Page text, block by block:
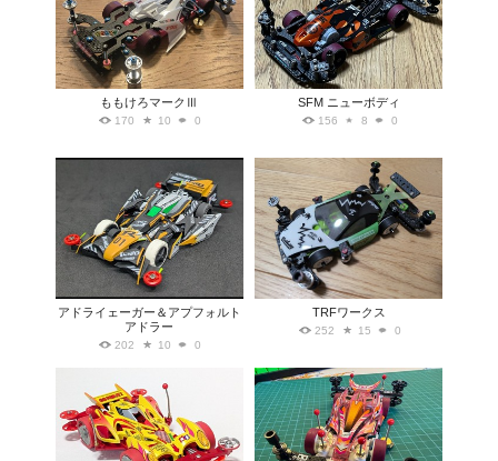
ももけろマークⅢ
170 10 0
SFM ニューボディ
156 8 0
アドライェーガー＆アプフォルト
アドラー
202 10 0
TRFワークス
252 15 0